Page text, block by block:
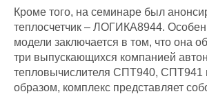
Кроме того, на семинаре был
теплосчетчик – ЛОГИКА8944.
модели заключается в том, что она
три выпускающихся компанией
тепловычислителя СПТ940, СПТ941
образом, комплекс представляет